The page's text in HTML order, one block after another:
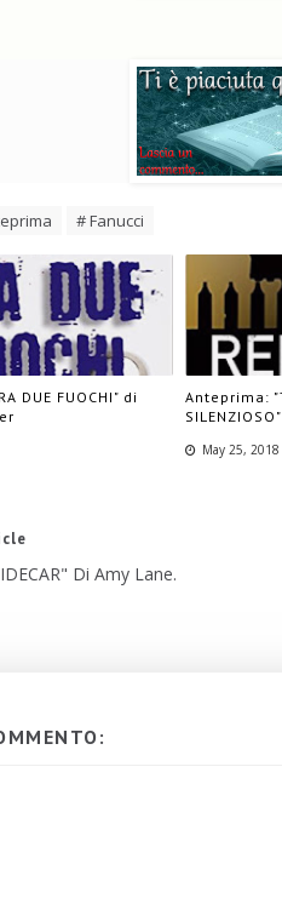
# Fanucci
DUE FUOCHI" di
Anteprima:
May 25, 2018
Di Amy Lane.